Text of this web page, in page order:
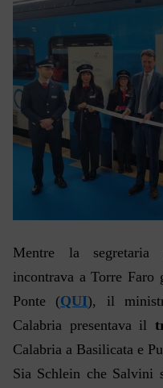
Mentre la
incontrava a Torre
Ponte (QUI), il
Calabria presentava il
Calabria a Basilicata e
Sia Schlein che